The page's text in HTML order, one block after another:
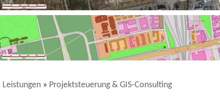
Leistungen » Projektsteuerung & GIS-Consulting